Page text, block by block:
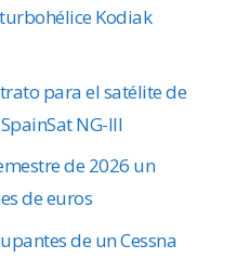
Kodiak
para el satélite de
NG-III
de 2026 un
de euros
de un Cessna